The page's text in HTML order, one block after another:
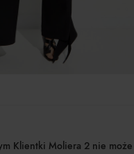
Klientki Moliera 2 nie może